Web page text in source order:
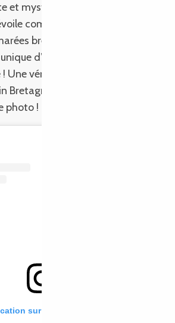
et mystérieux : le
comme le gardien
bretonnes. Chaque visite
d’admirer sa
Une véritable palette de
Bretagne qui mérite un
photo !
sur Instagram